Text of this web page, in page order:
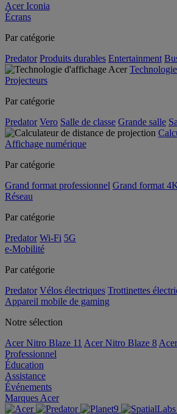
Acer Iconia
Écrans
Par catégorie
Predator Produits durables Entertainment
Projecteurs
Par catégorie
Predator Vero Salle de classe Grande salle
Affichage numérique
Par catégorie
Grand format professionnel Grand format
Réseau
Par catégorie
Predator Wi-Fi 5G
e-Mobilité
Par catégorie
Predator Vélos électriques Trottinettes
Appareil mobile de gaming
Notre sélection
Acer Nitro Blaze 11 Acer Nitro Blaze 8
Professionnel
Éducation
Assistance
Événements
Marques Acer